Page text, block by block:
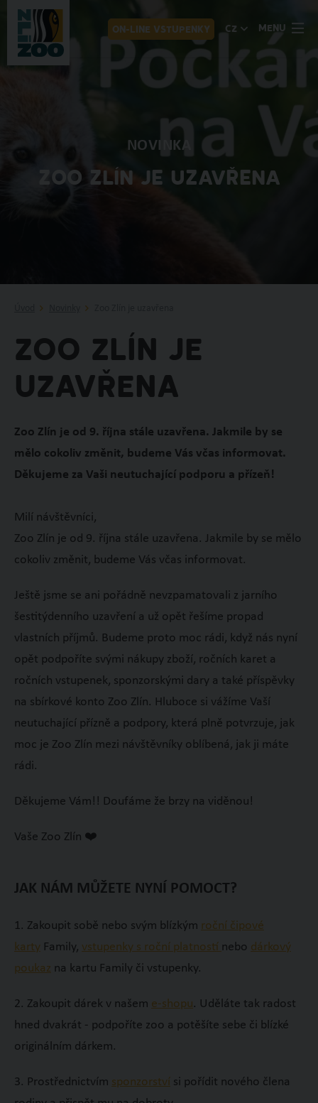
ON-LINE VSTUPENKY CZ MENU
NOVINKA
ZOO ZLÍN JE UZAVŘENA
Zoo Zlín je
uzavřena
Zoo Zlín je od 9. října stále uzavřena. Jakmile by se
mělo cokoliv změnit, budeme Vás včas informovat.
Děkujeme za Vaši neutuchající podporu a přízeň!
Milí návštěvníci,
Zoo Zlín je od 9. října stále uzavřena. Jakmile by se mělo
cokoliv změnit, budeme Vás včas informovat.
Ještě jsme se ani pořádně nevzpamatovali z jarního
šestitýdenního uzavření a už opět řešíme propad
vlastních příjmů. Budeme proto moc rádi, když nás nyní
opět podpoříte svými nákupy zboží, ročních karet a
ročních vstupenek, sponzorskými dary a také příspěvky
na sbírkové konto Zoo Zlín. Hluboce si vážíme Vaší
neutuchající přízně a podpory, která plně potvrzuje, jak
moc je Zoo Zlín mezi návštěvníky oblíbená, jak ji máte
rádi.
Děkujeme Vám!! Doufáme že brzy na viděnou!
Vaše Zoo Zlín ❤️
JAK NÁM MŮŽETE NYNÍ POMOCT?
1. Zakoupit sobě nebo svým blízkým roční čipové
kartyFamily, vstupenky s roční platností nebo dárkový
poukaz na kartu Family či vstupenky.
2. Zakoupit dárek v našem e-shopu. Uděláte tak radost
hned dvakrát - podpoříte zoo a potěšíte sebe či blízké
originálním dárkem.
3. Prostřednictvím sponzorstvísi pořídit nového člena